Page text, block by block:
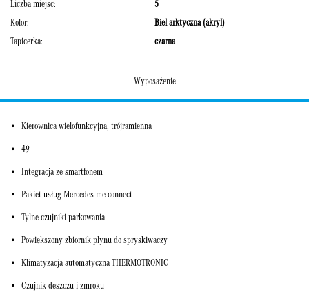
Liczba miejsc: 5
Kolor: Biel arktyczna (akryl)
Tapicerka: czarna
Wyposażenie
Kierownica wielofunkcyjna, trójramienna
49
Integracja ze smartfonem
Pakiet usług Mercedes me connect
Tylne czujniki parkowania
Powiększony zbiornik płynu do spryskiwaczy
Klimatyzacja automatyczna THERMOTRONIC
Czujnik deszczu i zmroku